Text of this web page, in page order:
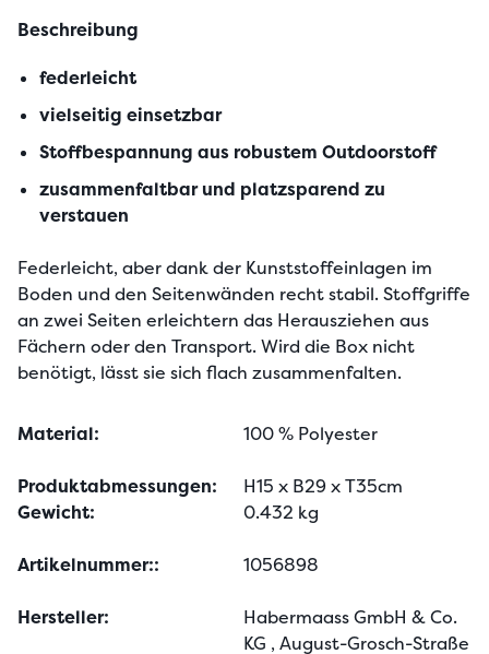
Beschreibung
federleicht
vielseitig einsetzbar
Stoffbespannung aus robustem Outdoorstoff
zusammenfaltbar und platzsparend zu
verstauen
Federleicht, aber dank der Kunststoffeinlagen im
Boden und den Seitenwänden recht stabil. Stoffgriffe
an zwei Seiten erleichtern das Herausziehen aus
Fächern oder den Transport. Wird die Box nicht
benötigt, lässt sie sich flach zusammenfalten.
Material: 100 % Polyester
Produktabmessungen:
H15 x B29 x T35cm
Gewicht:
0.432 kg
Artikelnummer:: 1056898
Hersteller:
Habermaass GmbH & Co.
KG , August-Grosch-Straße